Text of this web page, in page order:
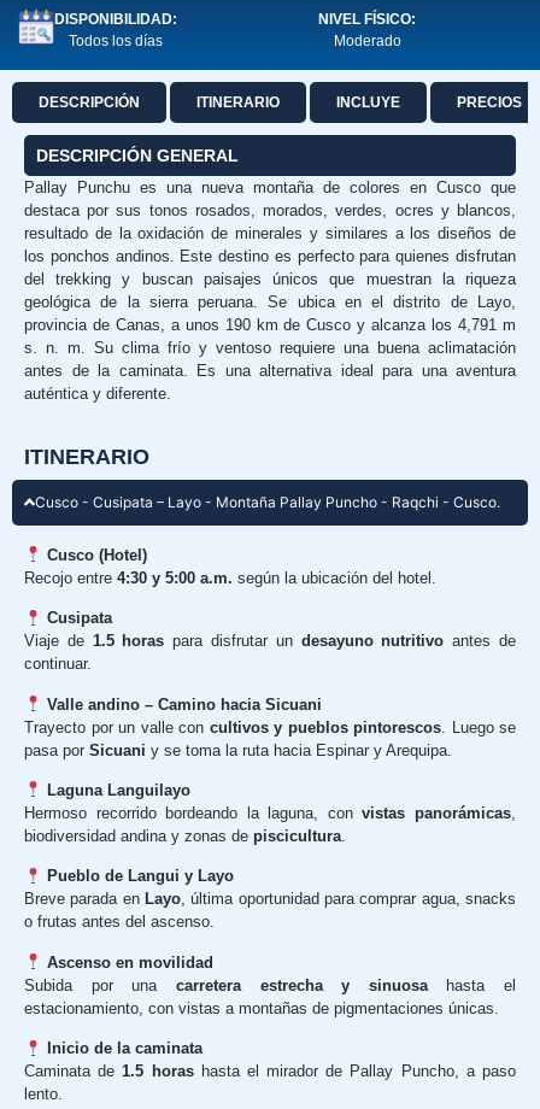
DISPONIBILIDAD:
Todos los días
NIVEL FÍSICO:
Moderado
DESCRIPCIÓN ITINERARIO INCLUYE PRECIOS
DESCRIPCIÓN GENERAL
Pallay Punchu es una nueva montaña de colores en Cusco que
destaca por sus tonos rosados, morados, verdes, ocres y blancos,
resultado de la oxidación de minerales y similares a los diseños de
los ponchos andinos. Este destino es perfecto para quienes disfrutan
del trekking y buscan paisajes únicos que muestran la riqueza
geológica de la sierra peruana. Se ubica en el distrito de Layo,
provincia de Canas, a unos 190 km de Cusco y alcanza los 4,791 m
s. n. m. Su clima frío y ventoso requiere una buena aclimatación
antes de la caminata. Es una alternativa ideal para una aventura
auténtica y diferente.
ITINERARIO
Cusco - Cusipata – Layo - Montaña Pallay Puncho - Raqchi - Cusco.
Cusco (Hotel)
Recojo entre 4:30 y 5:00 a.m. según la ubicación del hotel.
Cusipata
Viaje de 1.5 horas para disfrutar un desayuno nutritivo antes de
continuar.
Valle andino – Camino hacia Sicuani
Trayecto por un valle con cultivos y pueblos pintorescos . Luego se
pasa por Sicuani y se toma la ruta hacia Espinar y Arequipa.
Laguna Languilayo
Hermoso recorrido bordeando la laguna, convistas panorámicas,
biodiversidad andina y zonas de piscicultura.
Pueblo de Langui y Layo
Breve parada en Layo, última oportunidad para comprar agua, snacks
o frutas antes del ascenso.
Ascenso en movilidad
Subida por una carretera estrecha y sinuosahasta el
estacionamiento, con vistas a montañas de pigmentaciones únicas.
Inicio de la caminata
Caminata de1.5 horashasta el mirador de Pallay Puncho, a paso
lento.